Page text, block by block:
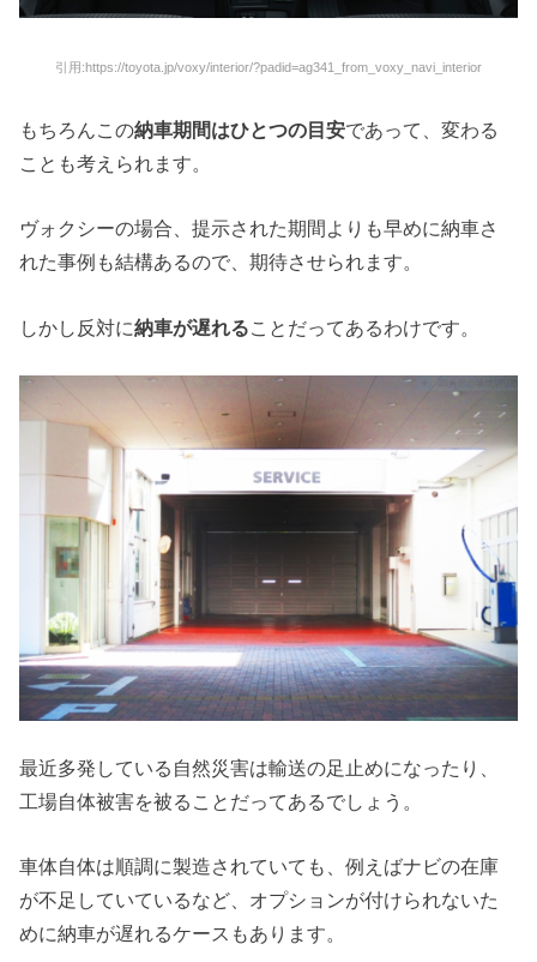
引用:https://toyota.jp/voxy/interior/?padid=ag341_from_voxy_navi_interior
もちろんこの納車期間はひとつの目安であって、変わる
ことも考えられます。
ヴォクシーの場合、提示された期間よりも早めに納車さ
れた事例も結構あるので、期待させられます。
しかし反対に納車が遅れることだってあるわけです。
最近多発している自然災害は輸送の足止めになったり、
工場自体被害を被ることだってあるでしょう。
車体自体は順調に製造されていても、例えばナビの在庫
が不足していているなど、オプションが付けられないた
めに納車が遅れるケースもあります。